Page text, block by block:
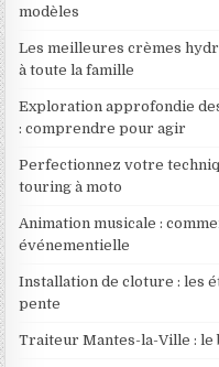
modèles
Les meilleures crèmes
à toute la famille
Exploration approfondie
: comprendre pour agir
Perfectionnez votre
touring à moto
Animation musicale :
événementielle
Installation de cloture : les
pente
Traiteur Mantes-la-Ville :